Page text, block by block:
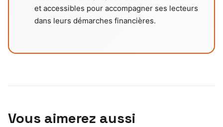
et accessibles pour accompagner ses lecteurs
dans leurs démarches financières.
Vous aimerez aussi